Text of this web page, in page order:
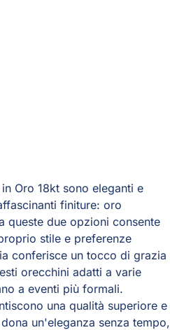
Oro 18kt sono eleganti e
finiture: oro
queste due opzioni consente
stile e preferenze
conferisce un tocco di grazia
orecchini adatti a varie
a eventi più formali.
una qualità superiore e
un'eleganza senza tempo,